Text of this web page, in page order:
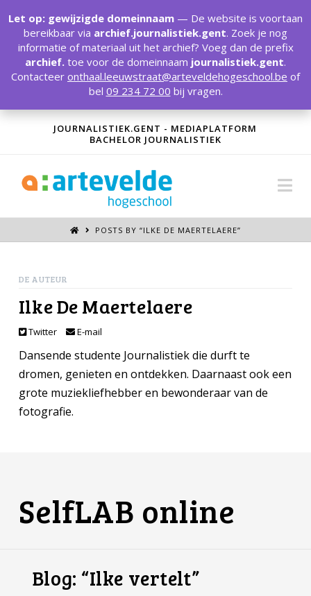
JOURNALISTIEK.GENT - MEDIAPLATFORM
BACHELOR JOURNALISTIEK
POSTS BY “ILKE DE MAERTELAERE”
DE AUTEUR
Ilke De Maertelaere
Twitter E-mail
Dansende studente Journalistiek die durft te
dromen, genieten en ontdekken. Daarnaast ook een
grote muziekliefhebber en bewonderaar van de
fotografie.
SelfLAB online
Blog: “Ilke vertelt”
Let op: gewijzigde domeinnaam — De website is voortaan
bereikbaar via archief.journalistiek.gent. Zoek je nog
informatie of materiaal uit het archief? Voeg dan de prefix
archief. toe voor de domeinnaam journalistiek.gent.
Contacteer onthaal.leeuwstraat@arteveldehogeschool.be of
bel 09 234 72 00 bij vragen.